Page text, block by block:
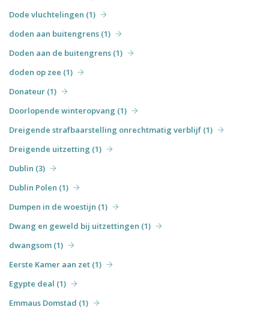
Dode vluchtelingen (1)
doden aan buitengrens (1)
Doden aan de buitengrens (1)
doden op zee (1)
Donateur (1)
Doorlopende winteropvang (1)
Dreigende strafbaarstelling onrechtmatig verblijf (1)
Dreigende uitzetting (1)
Dublin (3)
Dublin Polen (1)
Dumpen in de woestijn (1)
Dwang en geweld bij uitzettingen (1)
dwangsom (1)
Eerste Kamer aan zet (1)
Egypte deal (1)
Emmaus Domstad (1)